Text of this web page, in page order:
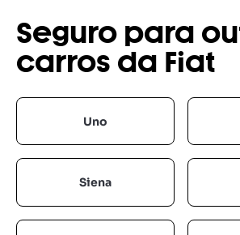
Seguro para
carros da Fiat
Uno
Siena